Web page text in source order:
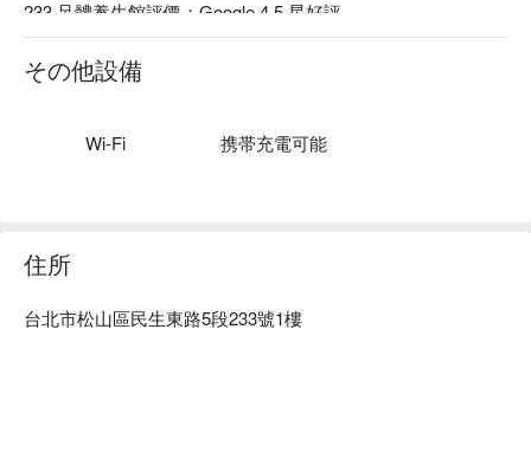
233 足體養生館評價：Google 4.5 星好評
233 足體養生館推薦：店內師傅手勁皆可客製化調整顧客的需
求，讓您不僅體驗專業按摩技術，更是達到您身體經絡全身紓
壓放鬆時刻，也使用天然精油調製配方，讓您可添購搭配按摩
233 足體養生館預約、233 足體養生館價格、233 足體養生館
その他設備
Wi-Fi 携帯充電可能
住所
台北市松山區民生東路5段233號1樓